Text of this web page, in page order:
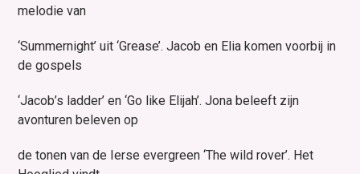
melodie van
‘Summernight’ uit ‘Grease’. Jacob en Elia komen voorbij in
de gospels
‘Jacob’s ladder’ en ‘Go like Elijah’. Jona beleeft zijn
avonturen beleven op
de tonen van de Ierse evergreen ‘The wild rover’. Het